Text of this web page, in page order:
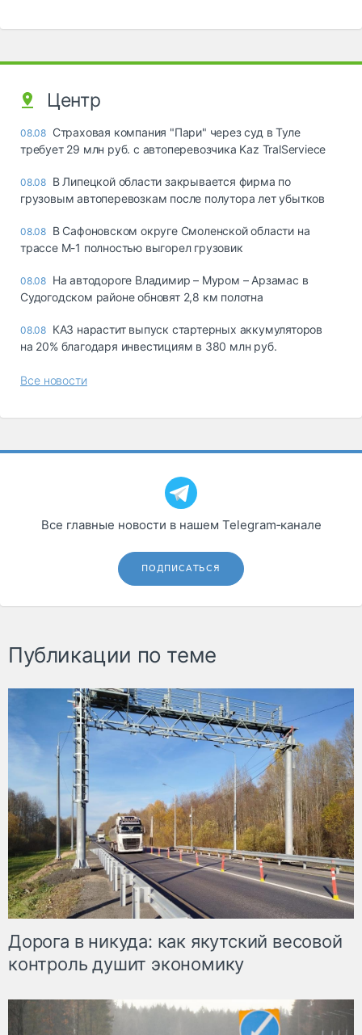
Центр
08.08 Страховая компания "Пари" через суд в Туле
требует 29 млн руб. с автоперевозчика Kaz TralServiece
08.08 В Липецкой области закрывается фирма по
грузовым автоперевозкам после полутора лет убытков
08.08 В Сафоновском округе Смоленской области на
трассе М-1 полностью выгорел грузовик
08.08 На автодороге Владимир – Муром – Арзамас в
Судогодском районе обновят 2,8 км полотна
08.08 КАЗ нарастит выпуск стартерных аккумуляторов
на 20% благодаря инвестициям в 380 млн руб.
Все новости
Все главные новости в нашем Telegram‑канале
ПОДПИСАТЬСЯ
Публикации по теме
Дорога в никуда: как якутский весовой
контроль душит экономику